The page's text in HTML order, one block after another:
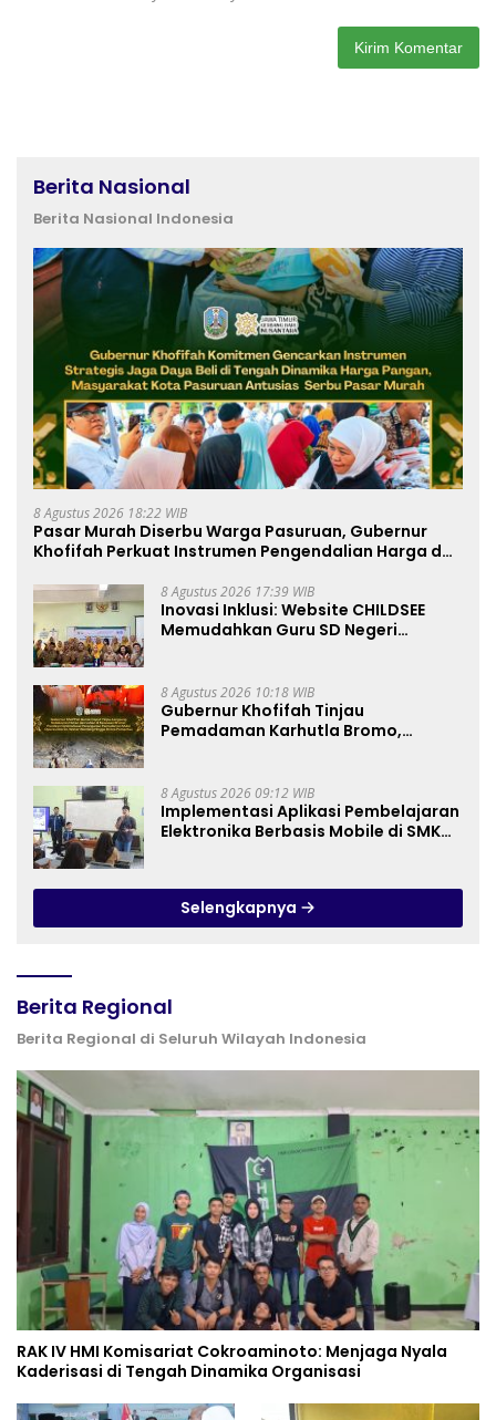
Berita Nasional
Berita Nasional Indonesia
8 Agustus 2026 18:22 WIB
Pasar Murah Diserbu Warga Pasuruan, Gubernur
Khofifah Perkuat Instrumen Pengendalian Harga dan
8 Agustus 2026 17:39 WIB
Inovasi Inklusi: Website CHILDSEE
Memudahkan Guru SD Negeri
8 Agustus 2026 10:18 WIB
Gubernur Khofifah Tinjau
Pemadaman Karhutla Bromo,
8 Agustus 2026 09:12 WIB
Implementasi Aplikasi Pembelajaran
Elektronika Berbasis Mobile di SMK
Pembelajaran
Selengkapnya
Berita Regional
Berita Regional di Seluruh Wilayah Indonesia
RAK IV HMI Komisariat Cokroaminoto: Menjaga Nyala
Kaderisasi di Tengah Dinamika Organisasi